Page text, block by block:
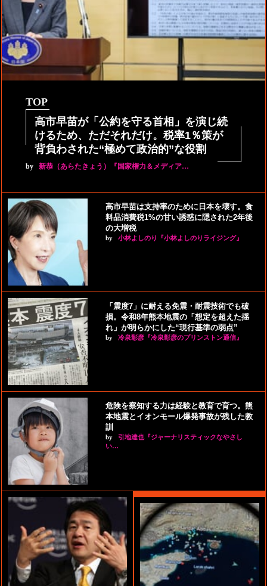
TOP
高市早苗が「公約を守る首相」を演じ続
けるため、ただそれだけ。税率1％策が
背負わされた“極めて政治的”な役割
by 新恭（あらたきょう）『国家権力＆メディア…
高市早苗は支持率のために日本を壊す。食
料品消費税1%の甘い誘惑に隠された2年後
の大増税
by 小林よしのり『小林よしのりライジング』
「震度7」に耐える免震・耐震技術でも破
損。令和8年熊本地震の「想定を超えた揺
れ」が明らかにした“現行基準の弱点”
by 冷泉彰彦『冷泉彰彦のプリンストン通信』
危険を察知する力は経験と教育で育つ。熊
本地震とイオンモール爆発事故が残した教
訓
by
引地達也『ジャーナリスティックなやさし
い…